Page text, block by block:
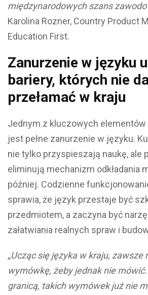
międzynarodowych szans
Karolina Rozner, Country Product
Education First.
Zanurzenie w języku
bariery, których nie
przełamać w kraju
Jednym z kluczowych
jest pełne zanurzenie w języku.
nie tylko przyspieszają naukę, ale
eliminują mechanizm odkładania
później. Codzienne
sprawia, że język przestaje być
przedmiotem, a zaczyna być
załatwiania realnych spraw i
„Ucząc się języka w kraju, zawsze
wymówkę, żeby jednak nie
granicą, takich wymówek już nie